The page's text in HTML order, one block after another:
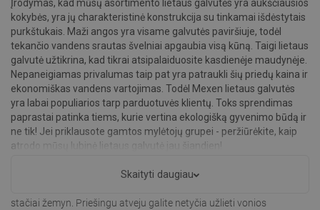
Įrodymas, kad mūsų asortimento lietaus galvutės yra aukščiausios
kokybės, yra jų charakteristinė konstrukcija su tinkamai išdėstytais
purkštukais. Maži angos yra visame galvutės paviršiuje, todėl
tekančio vandens srautas švelniai apgaubia visą kūną. Taigi lietaus
galvutė užtikrina, kad tikrai atsipalaiduosite kasdienėje maudynėje.
Nepaneigiamas privalumas taip pat yra patraukli šių priedų kaina ir
ekonomiškas vandens vartojimas. Todėl Mexen lietaus galvutės
yra labai populiarios tarp parduotuvės klientų. Toks sprendimas
paprastai patinka tiems, kurie vertina ekologišką gyvenimo būdą ir
ne tik! Jei priklausote gamtos mylėtojų grupei - peržiūrėkite, kaip
atrodo mūsų lubinė lietaus galvutė jau šiandien!
Apsisprendžiant pirkti lietaus galvutę, verta atkreipti ypatingą
stačiai žemyn. Priešingu atveju galite netyčia užlieti vonios
Skaityti daugiau